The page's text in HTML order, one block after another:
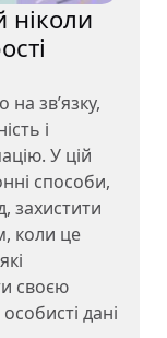
ніколи
на зв’язку,
і
У цій
способи,
захистити
коли це
своєю
дані